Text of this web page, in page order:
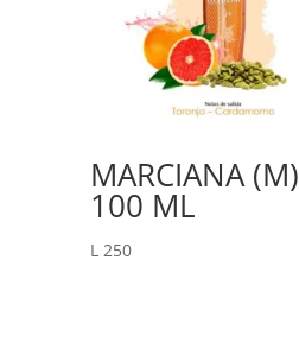
MARCIANA (M)
100 ML
L250